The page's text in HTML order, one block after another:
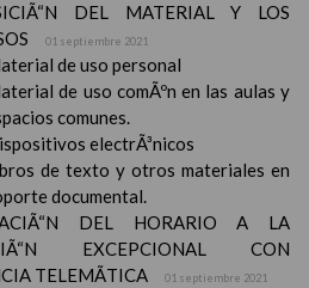
DEL MATERIAL Y LOS
01 septiembre 2021
de uso personal
de uso comÃºn en las aulas y
comunes.
electrÃ³nicos
de texto y otros materiales en
documental.
DEL HORARIO A LA
EXCEPCIONAL CON
TELEMÃTICA
01 septiembre 2021